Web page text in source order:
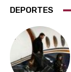
DEPORTES